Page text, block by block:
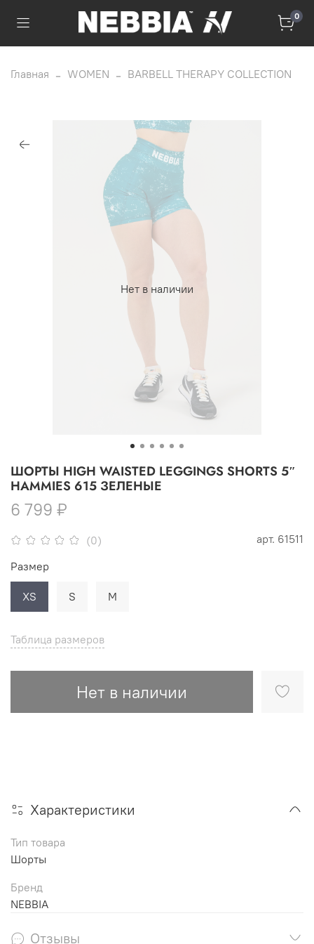
0
Главная WOMEN BARBELL THERAPY COLLECTION
Нет в наличии
(0) арт. 61511
ШОРТЫ HIGH WAISTED LEGGINGS SHORTS 5″
HAMMIES 615 ЗЕЛЕНЫЕ
6 799 ₽
Таблица размеров
Нет в наличии
Размер
XS S M
Характеристики
Тип товара
Шорты
Бренд
NEBBIA
Отзывы